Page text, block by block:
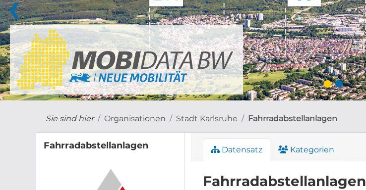
❮
Sie sind hier Organisationen Stadt Karlsruhe Fahrradabstellanlagen
Fahrradabstellanlagen Datensatz Kategorien
Fahrradabstellanlagen